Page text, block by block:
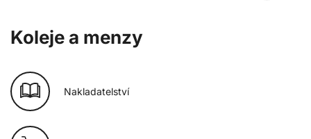
Koleje a menzy
Nakladatelství